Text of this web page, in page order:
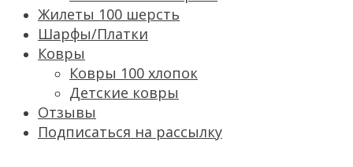
Жилеты 100 шерсть
Шарфы/Платки
Ковры
Ковры 100 хлопок
Детские ковры
Отзывы
Подписаться на рассылку